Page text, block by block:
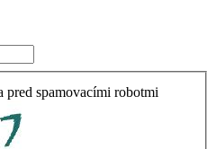
pred spamovacími robotmi